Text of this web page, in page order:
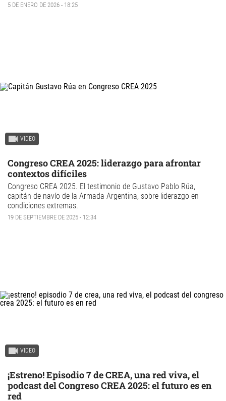
5 DE ENERO DE 2026 - 18:25
VIDEO
Congreso CREA 2025: liderazgo para afrontar
contextos difíciles
Congreso CREA 2025. El testimonio de Gustavo Pablo Rúa,
capitán de navío de la Armada Argentina, sobre liderazgo en
condiciones extremas.
19 DE SEPTIEMBRE DE 2025 - 12:34
VIDEO
¡Estreno! Episodio 7 de CREA, una red viva, el
podcast del Congreso CREA 2025: el futuro es en
red